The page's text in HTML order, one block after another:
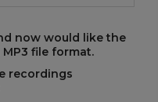
now would like the
file format.
recordings